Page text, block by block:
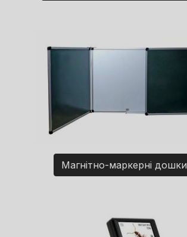
Магнітно-маркерні дошки